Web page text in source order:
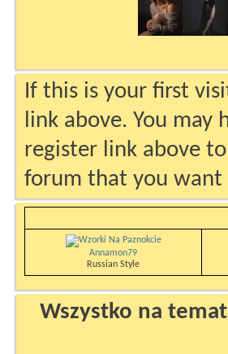
If this is your first
link above. You may
register link above
forum that you
Annamon79
Russian Style
Wszystko na